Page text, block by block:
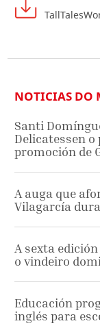
NOTICIAS DO
Santi
Delicatessen o
promoción de
A auga que
Vilagarcía
A sexta
o vindeiro
Educación
inglés para